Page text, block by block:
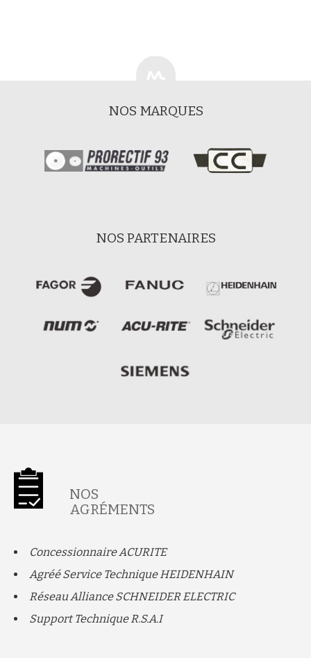
NOS MARQUES
NOS PARTENAIRES
NOS
AGRÉMENTS
Concessionnaire ACURITE
Agréé Service Technique HEIDENHAIN
Réseau Alliance SCHNEIDER ELECTRIC
Support Technique R.S.A.I